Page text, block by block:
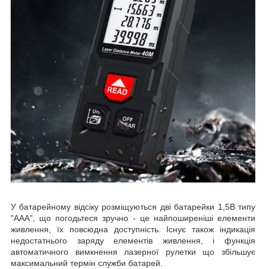
У батарейному відсіку розміщуються дві батарейки 1,5В типу
"ААА", що погодьтеся зручно - це найпоширеніші елементи
живлення, їх повсюдна доступність. Існує також індикація
недостатнього заряду елементів живлення, і функція
автоматичного вимкнення лазерної рулетки що збільшує
максимальний термін служби батарей.